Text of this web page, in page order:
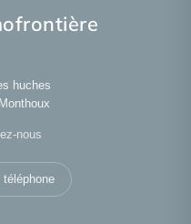
huches
nous